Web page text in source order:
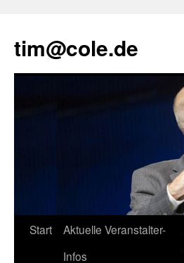
tim@cole.de
Start
Aktuelle Veranstalter-
Infos